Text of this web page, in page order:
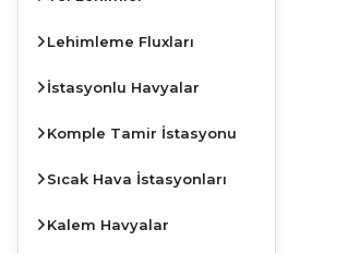
Lehimleme Fluxları
İstasyonlu Havyalar
Komple Tamir İstasyonu
Sıcak Hava İstasyonları
Kalem Havyalar